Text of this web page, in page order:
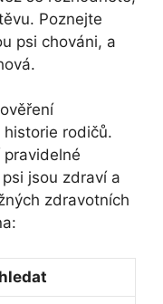
Poznejte
psi chováni, a
rodičů.
jsou zdraví a
zdravotních